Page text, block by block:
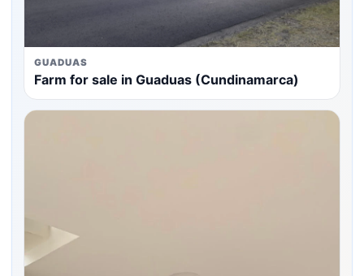
GUADUAS
Farm for sale in Guaduas (Cundinamarca)